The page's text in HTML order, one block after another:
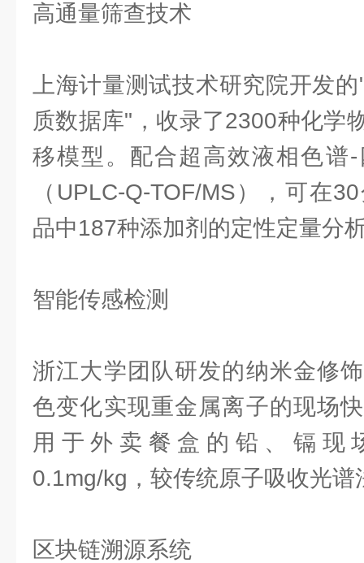
高通量筛查技术
上海计量测试技术研究院开发
质数据库"，收录了2300种化学
移模型。配合超高效液相色谱
（UPLC-Q-TOF/MS），可在
品中187种添加剂的定性定量分
智能传感检测
浙江大学团队研发的纳米金修
色变化实现重金属离子的现场
用于外卖餐盒的铅、镉现
0.1mg/kg，较传统原子吸收光
区块链溯源系统